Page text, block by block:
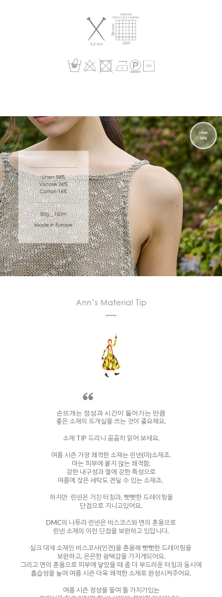
손뜨개는 정성과 시간이 들어가는 만큼
좋은 소재의 뜨개실을 쓰는 것이 중요해요.
소재 TIP 드리니 꼼꼼히 읽어 보세요.
여름 시즌 가장 쾌적한 소재는 린넨(마)소재죠.
마는 피부에 붙지 않는 쾌적함,
강한 내구성과 열에 강한 특성으로
여름에 잦은 세탁도 견딜 수 있는 소재죠.
하지만 린넨은 거친 터칭과, 뻣뻣한 드레이핑을
단점으로 지니고있어요.
DMC의 나투라 린넨은 비스코스와 면의 혼용으로
린넨 소재의 이런 단점을 보완하고 있답니다.
실크 대체 소재인 비스코사(인견)을 혼용해 뻣뻣한 드레이핑을
보완하고, 은은한 광택감을 가지게되어요.
그리고 면의 혼용으로 피부에 닿았을 때 좀 더 부드러운 터칭과 동시에
흡습성을 높여 여름 시즌 더욱 쾌적한 소재로 완성시켜주어요.
여름 시즌 정성을 들여 뜰 가치가있는